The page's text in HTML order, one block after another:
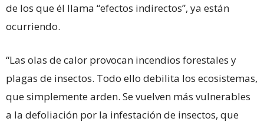
de los que él llama “efectos indirectos”, ya están
ocurriendo.
“Las olas de calor provocan incendios forestales y
plagas de insectos. Todo ello debilita los ecosistemas,
que simplemente arden. Se vuelven más vulnerables
a la defoliación por la infestación de insectos, que